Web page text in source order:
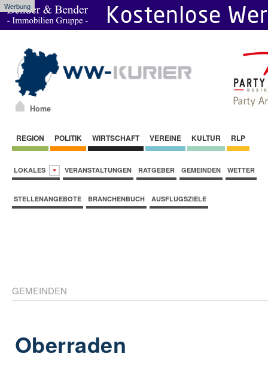
Werbung
Home
REGION POLITIK WIRTSCHAFT VEREINE KULTUR RLP
LOKALES VERANSTALTUNGEN RATGEBER GEMEINDEN WETTER
STELLENANGEBOTE BRANCHENBUCH AUSFLUGSZIELE
GEMEINDEN
Oberraden